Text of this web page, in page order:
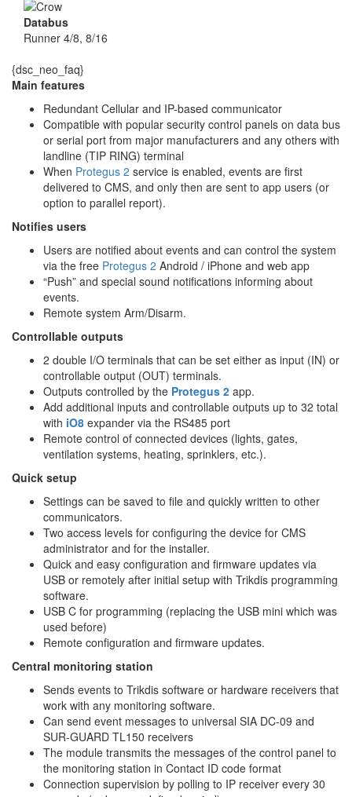
Databus
Runner 4/8, 8/16
{dsc_neo_faq}
Main features
Redundant Cellular and IP-based communicator
Compatible with popular security control panels on data bus
or serial port from major manufacturers and any others with
landline (TIP RING) terminal
When Protegus 2 service is enabled, events are first
delivered to CMS, and only then are sent to app users (or
option to parallel report).
Notifies users
Users are notified about events and can control the system
via the free Protegus 2 Android / iPhone and web app
“Push” and special sound notifications informing about
events.
Remote system Arm/Disarm.
Controllable outputs
2 double I/O terminals that can be set either as input (IN) or
controllable output (OUT) terminals.
Outputs controlled by the Protegus 2 app.
Add additional inputs and controllable outputs up to 32 total
with iO8 expander via the RS485 port
Remote control of connected devices (lights, gates,
ventilation systems, heating, sprinklers, etc.).
Quick setup
Settings can be saved to file and quickly written to other
communicators.
Two access levels for configuring the device for CMS
administrator and for the installer.
Quick and easy configuration and firmware updates via
USB or remotely after initial setup with Trikdis programming
software.
USB C for programming (replacing the USB mini which was
used before)
Remote configuration and firmware updates.
Central monitoring station
Sends events to Trikdis software or hardware receivers that
work with any monitoring software.
Can send event messages to universal SIA DC-09 and
SUR-GUARD TL150 receivers
The module transmits the messages of the control panel to
the monitoring station in Contact ID code format
Connection supervision by polling to IP receiver every 30